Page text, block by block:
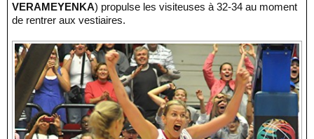
VERAMEYENKA) propulse les visiteuses à 32-34 au moment
de rentrer aux vestiaires.